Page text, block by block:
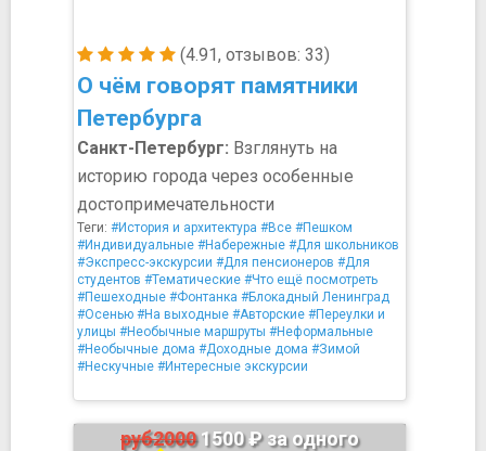
(4.91, отзывов: 33)
О чём говорят памятники
Петербурга
Санкт-Петербург: Взглянуть на
историю города через особенные
достопримечательности
Теги: #История и архитектура #Все #Пешком
#Индивидуальные #Набережные #Для школьников
#Экспресс-экскурсии #Для пенсионеров #Для
студентов #Тематические #Что ещё посмотреть
#Пешеходные #Фонтанка #Блокадный Ленинград
#Осенью #На выходные #Авторские #Переулки и
улицы #Необычные маршруты #Неформальные
#Необычные дома #Доходные дома #Зимой
#Нескучные #Интересные экскурсии
руб20001500 ₽ за одного